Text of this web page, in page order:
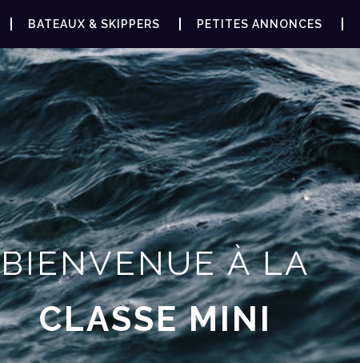
BATEAUX & SKIPPERS PETITES ANNONCES
BIENVENUE À LA
CLASSE MINI